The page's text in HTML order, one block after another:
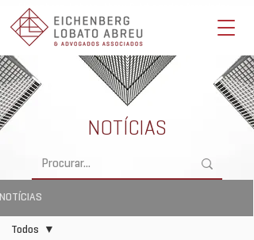
Eichenberg, Lobato, Abreu & Advogados Associados -
Advocacia Full Service
NOTÍCIAS
Todos
NOTÍCIAS